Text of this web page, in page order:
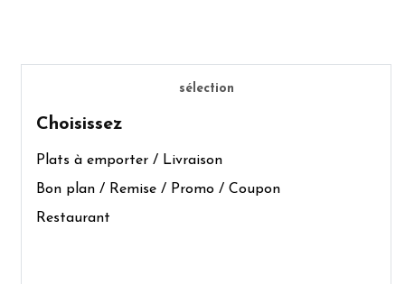
sélection
Choisissez
Plats à emporter / Livraison
Bon plan / Remise / Promo / Coupon
Restaurant